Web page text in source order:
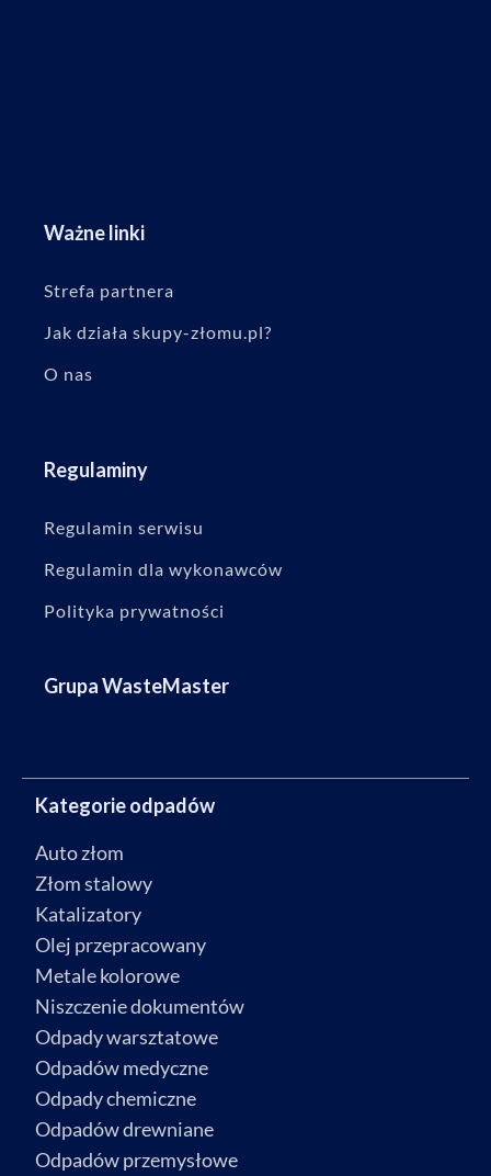
Ważne linki
Strefa partnera
Jak działa skupy-złomu.pl?
O nas
Regulaminy
Regulamin serwisu
Regulamin dla wykonawców
Polityka prywatności
Grupa WasteMaster
Kategorie odpadów
Auto złom
Złom stalowy
Katalizatory
Olej przepracowany
Metale kolorowe
Niszczenie dokumentów
Odpady warsztatowe
Odpadów medyczne
Odpady chemiczne
Odpadów drewniane
Odpadów przemysłowe